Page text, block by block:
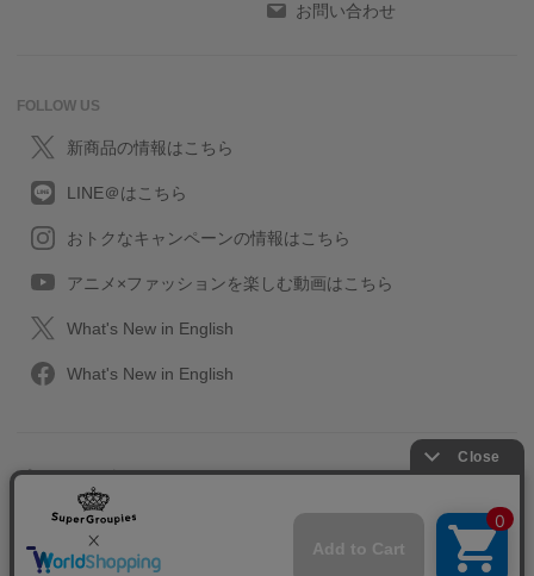
お問い合わせ
FOLLOW US
新商品の情報はこちら
LINE＠はこちら
おトクなキャンペーンの情報はこちら
アニメ×ファッションを楽しむ動画はこちら
What's New in English
What's New in English
プライバシーポリシー
特定取引に関する法律
会社情報/採用情報